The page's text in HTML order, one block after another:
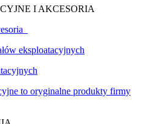
I AKCESORIA
eksploatacyjnych
to oryginalne produkty firmy